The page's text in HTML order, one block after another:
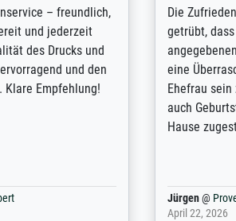
mit der
aus dem 1.
ich ein
Das habe ich bei
der Auswahl der
vieles
Kontrast
Kunstdruck)
sehr starke
Anonym@
August 12, 2025